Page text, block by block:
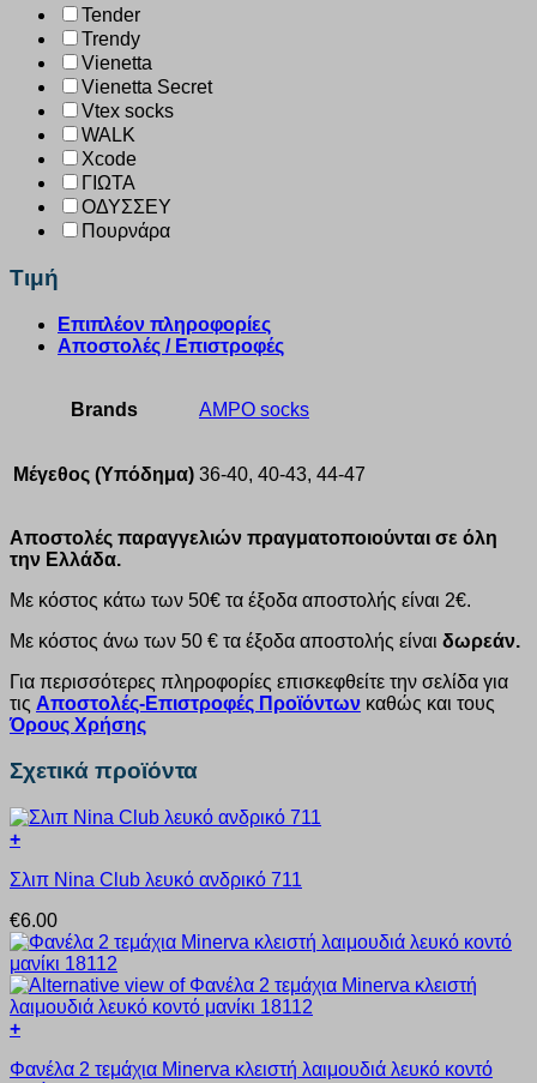
Tender
Trendy
Vienetta
Vienetta Secret
Vtex socks
WALK
Xcode
ΓΙΩΤΑ
ΟΔΥΣΣΕΥ
Πουρνάρα
Τιμή
Επιπλέον πληροφορίες
Αποστολές / Επιστροφές
Brands AMPO socks
Μέγεθος (Υπόδημα) 36-40, 40-43, 44-47
Αποστολές παραγγελιών πραγματοποιούνται σε όλη
την Ελλάδα.
Με κόστος κάτω των 50€ τα έξοδα αποστολής είναι 2€.
Με κόστος άνω των 50 € τα έξοδα αποστολής είναι δωρεάν.
Για περισσότερες πληροφορίες επισκεφθείτε την σελίδα για
τις Αποστολές-Επιστροφές Προϊόντων καθώς και τους
Όρους Χρήσης
Σχετικά προϊόντα
+
το
έχει
πολλαπλές
παραλλαγές.
Οι
επιλογές
μπορούν
επιλεγούν
Σλιπ Nina Club λευκό ανδρικό 711
€6.00
+
το
Φανέλα 2 τεμάχια Minerva κλειστή λαιμουδιά λευκό κοντό